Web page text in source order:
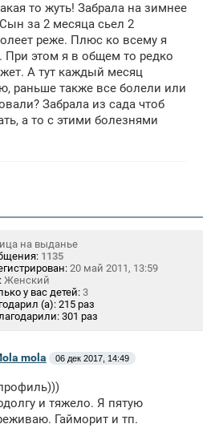
то жуть! Забрала на зимнее
за 2 месяца сьел 2
реже. Плюс ко всему я
этом я в общем то редко
А тут каждый месяц
раньше также все болели или
Забрала из сада чтоб
а то с этими болезнями
на выданье
1135
20 май 2011, 13:59
Женский
у вас детей: 3
(а): 215 раз
301 раз
mola 06 дек 2017, 14:49
и тяжело. Я пятую
Гайморит и тп.